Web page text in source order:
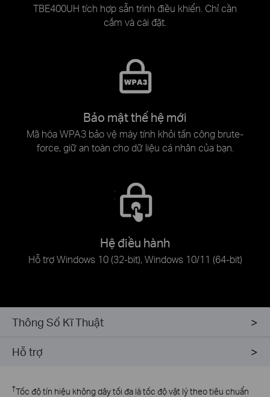
TBE400UH tích hợp sẵn trình điều khiển. Chỉ cần
cắm và cài đặt.
Bảo mật thế hệ mới
Mã hóa WPA3 bảo vệ máy tính khỏi tấn công brute-
force, giữ an toàn cho dữ liệu cá nhân của bạn.
Hệ điều hành
Hỗ trợ Windows 10 (32-bit), Windows 10/11 (64-bit)
Thông Số Kĩ Thuật
Hỗ trợ
†Tốc độ tín hiệu không dây tối đa là tốc độ vật lý theo tiêu chuẩn